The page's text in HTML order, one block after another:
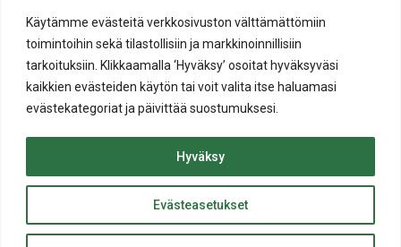
Käytämme evästeitä verkkosivuston välttämättömiin
toimintoihin sekä tilastollisiin ja markkinoinnillisiin
tarkoituksiin. Klikkaamalla ‘Hyväksy’ osoitat hyväksyväsi
kaikkien evästeiden käytön tai voit valita itse haluamasi
evästekategoriat ja päivittää suostumuksesi.
Evästeasetukset
Hyväksy
ylös
Saavutettavuusseloste
© 2020 Salon kaupunki